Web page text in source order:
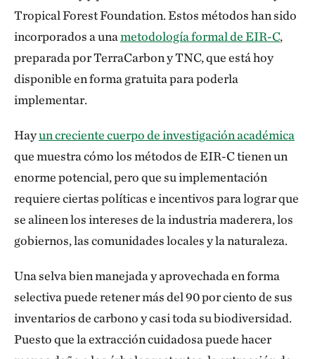
Tropical Forest Foundation. Estos métodos han sido
incorporados a unametodología formal de EIR-C,
preparada por TerraCarbon y TNC, que está hoy
disponible en forma gratuita para poderla
implementar.
Hayun creciente cuerpo de investigación académica
que muestra cómo los métodos de EIR-C tienen un
enorme potencial, pero que su implementación
requiere ciertas políticas e incentivos para lograr que
se alineen los intereses de la industria maderera, los
gobiernos, las comunidades locales y la naturaleza.
Una selva bien manejada y aprovechada en forma
selectiva puede retener más del 90 por ciento de sus
inventarios de carbono y casi toda su biodiversidad.
Puesto que la extracción cuidadosa puede hacer